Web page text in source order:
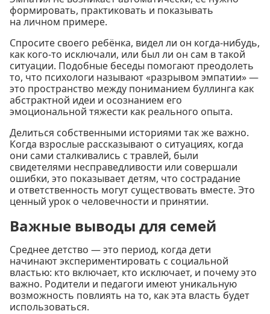
формировать, практиковать и показывать
на личном примере.
Спросите своего ребёнка, видел ли он когда-нибудь,
как кого-то исключали, или был ли он сам в такой
ситуации. Подобные беседы помогают преодолеть
то, что психологи называют «разрывом эмпатии» —
это пространство между пониманием буллинга как
абстрактной идеи и осознанием его
эмоциональной тяжести как реального опыта.
Делиться собственными историями так же важно.
Когда взрослые рассказывают о ситуациях, когда
они сами сталкивались с травлей, были
свидетелями несправедливости или совершали
ошибки, это показывает детям, что сострадание
и ответственность могут существовать вместе. Это
ценный урок о человечности и принятии.
Важные выводы для семей
Среднее детство — это период, когда дети
начинают экспериментировать с социальной
властью: кто включает, кто исключает, и почему это
важно. Родители и педагоги имеют уникальную
возможность повлиять на то, как эта власть будет
использоваться.